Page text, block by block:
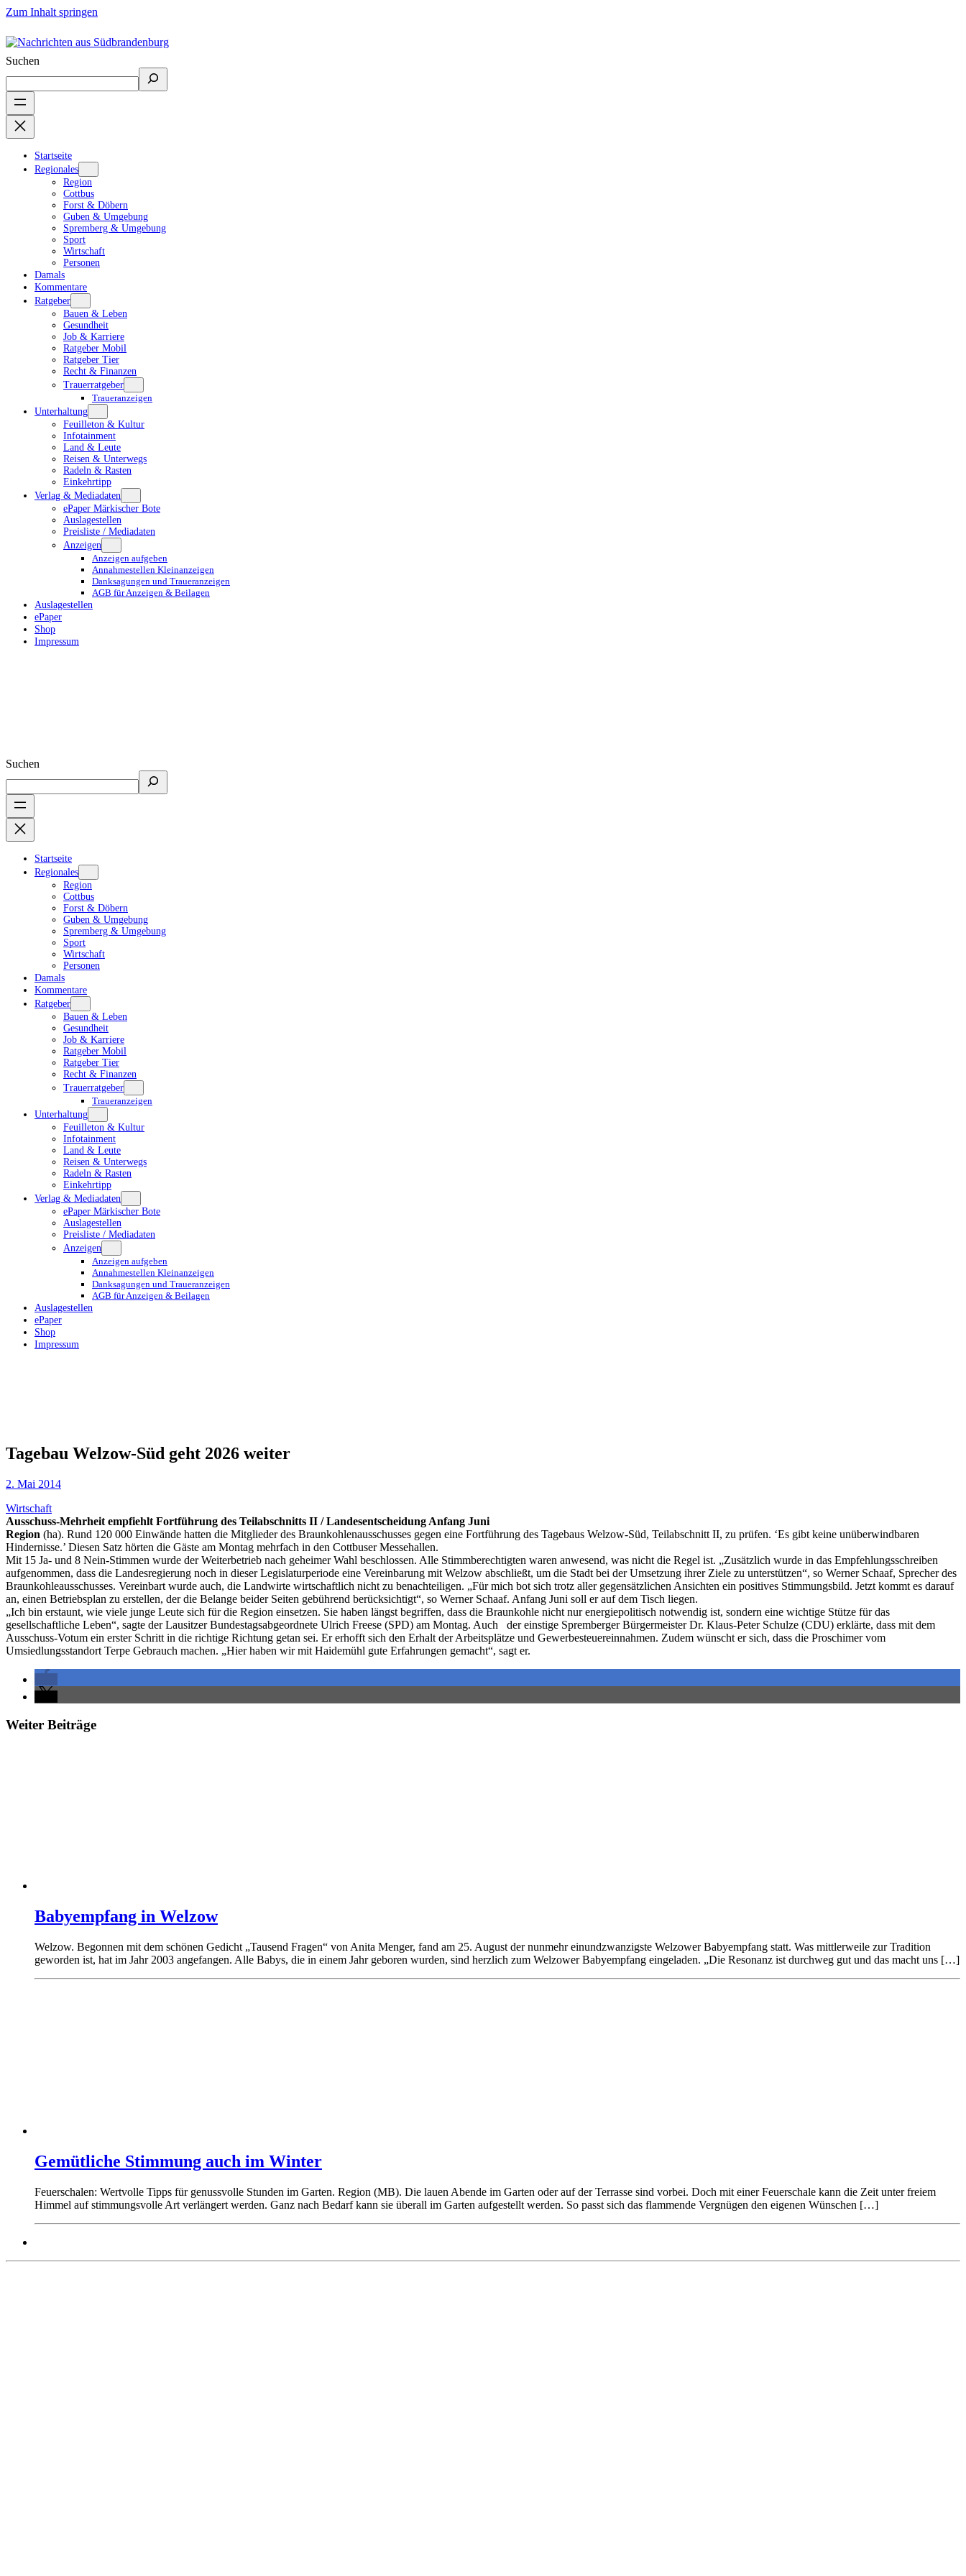
Zum Inhalt springen
Suchen
Startseite
Regionales
Region
Cottbus
Forst & Döbern
Guben & Umgebung
Spremberg & Umgebung
Sport
Wirtschaft
Personen
Damals
Kommentare
Ratgeber
Bauen & Leben
Gesundheit
Job & Karriere
Ratgeber Mobil
Ratgeber Tier
Recht & Finanzen
Trauerratgeber
Traueranzeigen
Unterhaltung
Feuilleton & Kultur
Infotainment
Land & Leute
Reisen & Unterwegs
Radeln & Rasten
Einkehrtipp
Verlag & Mediadaten
ePaper Märkischer Bote
Auslagestellen
Preisliste / Mediadaten
Anzeigen
Anzeigen aufgeben
Annahmestellen Kleinanzeigen
Danksagungen und Traueranzeigen
AGB für Anzeigen & Beilagen
Auslagestellen
ePaper
Shop
Impressum
Suchen
Startseite
Regionales
Region
Cottbus
Forst & Döbern
Guben & Umgebung
Spremberg & Umgebung
Sport
Wirtschaft
Personen
Damals
Kommentare
Ratgeber
Bauen & Leben
Gesundheit
Job & Karriere
Ratgeber Mobil
Ratgeber Tier
Recht & Finanzen
Trauerratgeber
Traueranzeigen
Unterhaltung
Feuilleton & Kultur
Infotainment
Land & Leute
Reisen & Unterwegs
Radeln & Rasten
Einkehrtipp
Verlag & Mediadaten
ePaper Märkischer Bote
Auslagestellen
Preisliste / Mediadaten
Anzeigen
Anzeigen aufgeben
Annahmestellen Kleinanzeigen
Danksagungen und Traueranzeigen
AGB für Anzeigen & Beilagen
Auslagestellen
ePaper
Shop
Impressum
Tagebau Welzow-Süd geht 2026 weiter
2. Mai 2014
Wirtschaft
Ausschuss-Mehrheit empfiehlt Fortführung des Teilabschnitts II / Landesentscheidung Anfang Juni
Region (ha). Rund 120 000 Einwände hatten die Mitglieder des Braunkohlenausschusses gegen eine Fortführung des Tagebaus Welzow-Süd, Teilabschnitt II, zu prüfen. ‘Es gibt keine unüberwindbaren
Hindernisse.’ Diesen Satz hörten die Gäste am Montag mehrfach in den Cottbuser Messehallen.
Mit 15 Ja- und 8 Nein-Stimmen wurde der Weiterbetrieb nach geheimer Wahl beschlossen. Alle Stimmberechtigten waren anwesend, was nicht die Regel ist. „Zusätzlich wurde in das Empfehlungsschreiben
aufgenommen, dass die Landesregierung noch in dieser Legislaturperiode eine Vereinbarung mit Welzow abschließt, um die Stadt bei der Umsetzung ihrer Ziele zu unterstützen“, so Werner Schaaf, Sprecher des
Braunkohleausschusses. Vereinbart wurde auch, die Landwirte wirtschaftlich nicht zu benachteiligen. „Für mich bot sich trotz aller gegensätzlichen Ansichten ein positives Stimmungsbild. Jetzt kommt es darauf
an, einen Betriebsplan zu erstellen, der die Belange beider Seiten gebührend berücksichtigt“, so Werner Schaaf. Anfang Juni soll er auf dem Tisch liegen.
„Ich bin erstaunt, wie viele junge Leute sich für die Region einsetzen. Sie haben längst begriffen, dass die Braunkohle nicht nur energiepolitisch notwendig ist, sondern eine wichtige Stütze für das
gesellschaftliche Leben“, sagte der Lausitzer Bundestagsabgeordnete Ulrich Freese (SPD) am Montag. Auch der einstige Spremberger Bürgermeister Dr. Klaus-Peter Schulze (CDU) erklärte, dass mit dem
Ausschuss-Votum ein erster Schritt in die richtige Richtung getan sei. Er erhofft sich den Erhalt der Arbeitsplätze und Gewerbesteuereinnahmen. Zudem wünscht er sich, dass die Proschimer vom
Umsiedlungsstandort Terpe Gebrauch machen. „Hier haben wir mit Haidemühl gute Erfahrungen gemacht“, sagt er.
Weiter Beiträge
Babyempfang in Welzow
Welzow. Begonnen mit dem schönen Gedicht „Tausend Fragen“ von Anita Menger, fand am 25. August der nunmehr einundzwanzigste Welzower Babyempfang statt. Was mittlerweile zur Tradition
geworden ist, hat im Jahr 2003 angefangen. Alle Babys, die in einem Jahr geboren wurden, sind herzlich zum Welzower Babyempfang eingeladen. „Die Resonanz ist durchweg gut und das macht uns […]
Gemütliche Stimmung auch im Winter
Feuerschalen: Wertvolle Tipps für genussvolle Stunden im Garten. Region (MB). Die lauen Abende im Garten oder auf der Terrasse sind vorbei. Doch mit einer Feuerschale kann die Zeit unter freiem
Himmel auf stimmungsvolle Art verlängert werden. Ganz nach Bedarf kann sie überall im Garten aufgestellt werden. So passt sich das flammende Vergnügen den eigenen Wünschen […]